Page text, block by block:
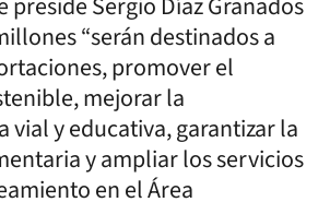
“serán destinados a
promover el
mejorar la
vial y educativa, garantizar la
y ampliar los servicios
en el Área